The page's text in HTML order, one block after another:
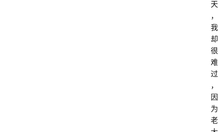
天
，
我
却
很
难
过
，
因
为
老